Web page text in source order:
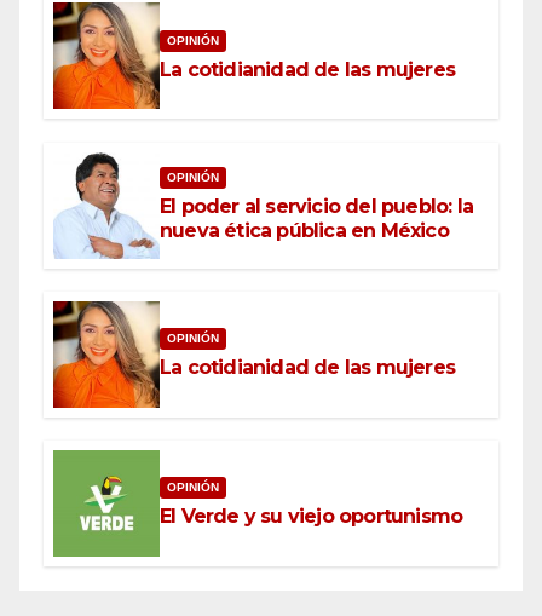
OPINIÓN
La cotidianidad de las mujeres
OPINIÓN
El poder al servicio del pueblo: la
nueva ética pública en México
OPINIÓN
La cotidianidad de las mujeres
OPINIÓN
El Verde y su viejo oportunismo